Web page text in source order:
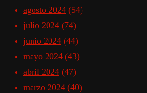
agosto 2024 (54)
julio 2024 (74)
junio 2024 (44)
mayo 2024 (43)
abril 2024 (47)
marzo 2024 (40)